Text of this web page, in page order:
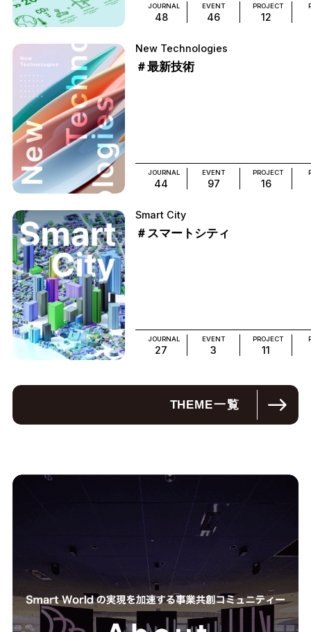
JOURNAL
48
EVENT
46
PROJECT
12
New Technologies
＃最新技術
JOURNAL
44
EVENT
97
PROJECT
16
Smart City
＃スマートシティ
JOURNAL
27
EVENT
3
PROJECT
11
THEME一覧